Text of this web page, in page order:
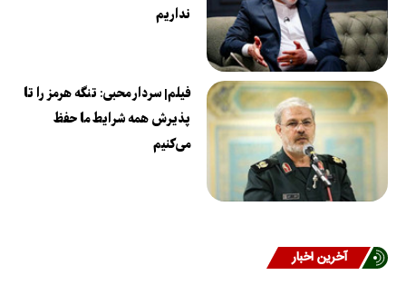
نداریم
فیلم| سردار محبی: تنگه هرمز را تا
پذیرش همه شرایط ما حفظ
می‌کنیم
آخرین اخبار